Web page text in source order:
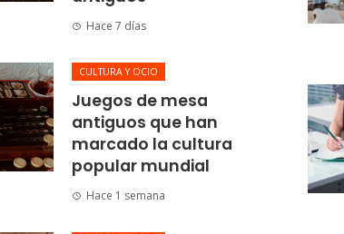
Hace 7 días
CULTURA Y OCIO
Juegos de mesa
antiguos que han
marcado la cultura
popular mundial
Hace 1 semana